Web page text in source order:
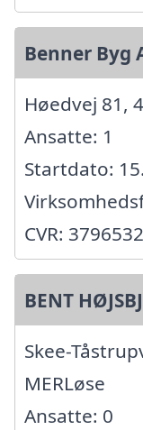
Benner Byg
Høedvej 81,
Ansatte: 1
Startdato:
CVR:
BENT
Skee-
MERLøse
Ansatte: 0